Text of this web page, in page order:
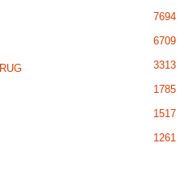
7694
6709
3313
1785
1517
1261